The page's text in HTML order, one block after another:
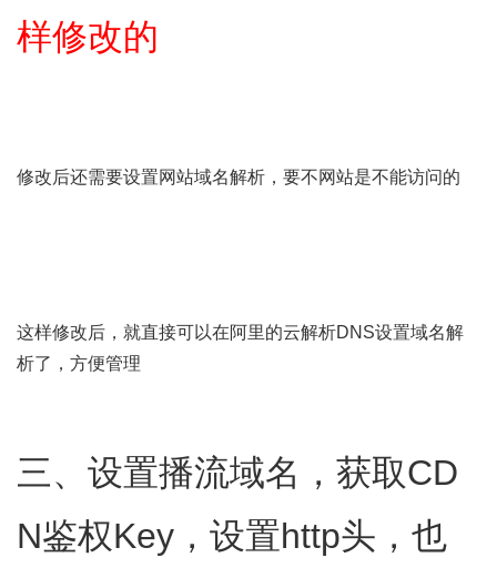
样修改的
修改后还需要设置网站域名解析，要不网站是不能访问的
这样修改后，就直接可以在阿里的云解析DNS设置域名解
析了，方便管理
三、设置播流域名，获取CD
N鉴权Key，设置http头，也